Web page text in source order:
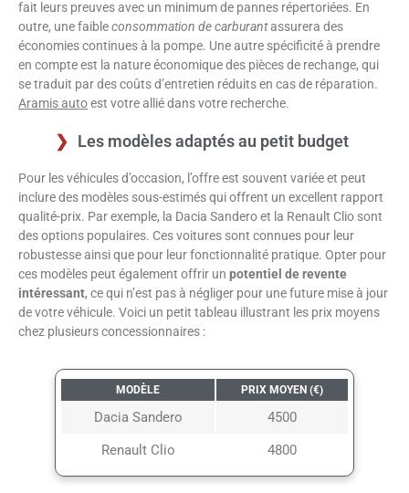
fait leurs preuves avec un minimum de pannes répertoriées. En
outre, une faibleconsommation de carburantassurera des
économies continues à la pompe. Une autre spécificité à prendre
en compte est la nature économique des pièces de rechange, qui
se traduit par des coûts d’entretien réduits en cas de réparation.
Aramis autoest votre allié dans votre recherche.
Les modèles adaptés au petit budget
Pour les véhicules d’occasion, l’offre est souvent variée et peut
inclure des modèles sous-estimés qui offrent un excellent rapport
qualité-prix. Par exemple, la Dacia Sandero et la Renault Clio sont
des options populaires. Ces voitures sont connues pour leur
robustesse ainsi que pour leur fonctionnalité pratique. Opter pour
ces modèles peut également offrir un potentiel de revente
intéressant, ce qui n’est pas à négliger pour une future mise à jour
de votre véhicule. Voici un petit tableau illustrant les prix moyens
chez plusieurs concessionnaires :
MODÈLE PRIX MOYEN (€)
Dacia Sandero
4500
Renault Clio
4800